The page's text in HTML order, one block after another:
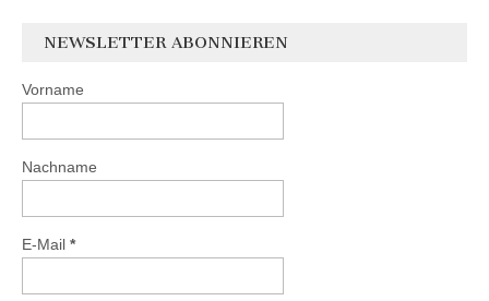
NEWSLETTER ABONNIEREN
Vorname
Nachname
E-Mail *